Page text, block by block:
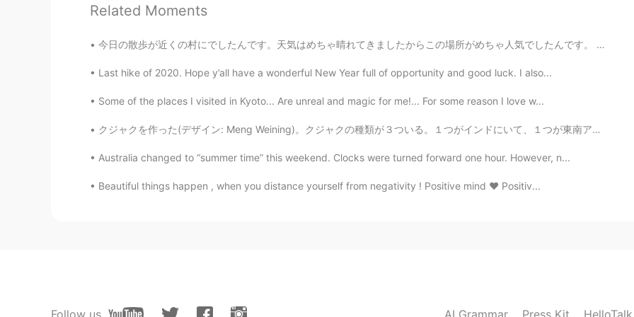
Related Moments
今日の散歩が近くの村にでしたんです。天気はめちゃ晴れてきましたからこの場所がめちゃ人気でしたんです。 Heutigen Spaziergang war in einem nahe gelege...
Last hike of 2020. Hope y’all have a wonderful New Year full of opportunity and good luck. I also...
Some of the places I visited in Kyoto... Are unreal and magic for me!... For some reason I love w...
クジャクを作った(デザイン: Meng Weining)。クジャクの種類が３ついる。１つがインドにいて、１つが東南アジア、１つがアフリカ。コンゴクジャクというアフリカの種類は外観が他の種類から少...
Australia changed to “summer time” this weekend. Clocks were turned forward one hour. However, n...
Beautiful things happen , when you distance yourself from negativity ! Positive mind ❤️ Positiv...
Follow us AI Grammar Press Kit